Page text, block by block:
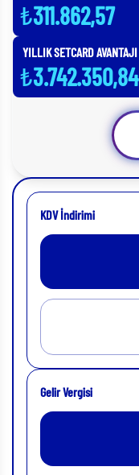
₺311.862,57
YILLIK SETCARD AVANTAJI
₺3.742.350,84
KDV İndirimi
Gelir Vergisi